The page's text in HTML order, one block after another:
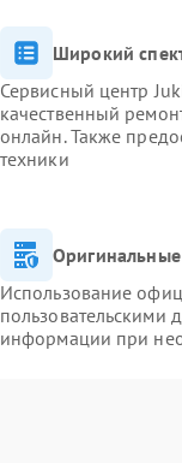
Широкий
Сервисный центр
качественный
онлайн. Также
техники
Использование
пользовательскими
информации при